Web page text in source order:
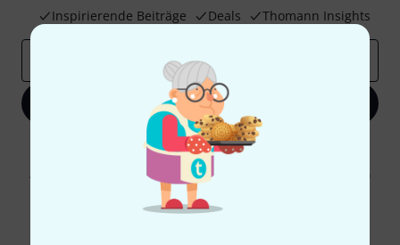
Inspirierende Beiträge
Deals Thomann Insights
Jetzt anmelden
Mit Klick auf „Jetzt anmelden“ stimmen Sie dem Erhalt von E-Mail-
Werbung und einer Messung des E-Mail-Nutzungsverhaltens zu. Die
Abmeldung ist jederzeit möglich. Weitere Informationen finden Sie in
unserenDatenschutzhinweisen
* Pflichtfeld